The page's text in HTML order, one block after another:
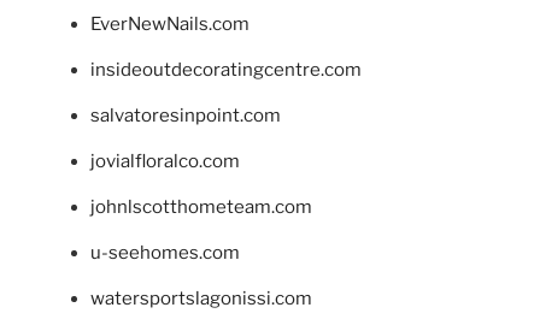
EverNewNails.com
insideoutdecoratingcentre.com
salvatoresinpoint.com
jovialfloralco.com
johnlscotthometeam.com
u-seehomes.com
watersportslagonissi.com